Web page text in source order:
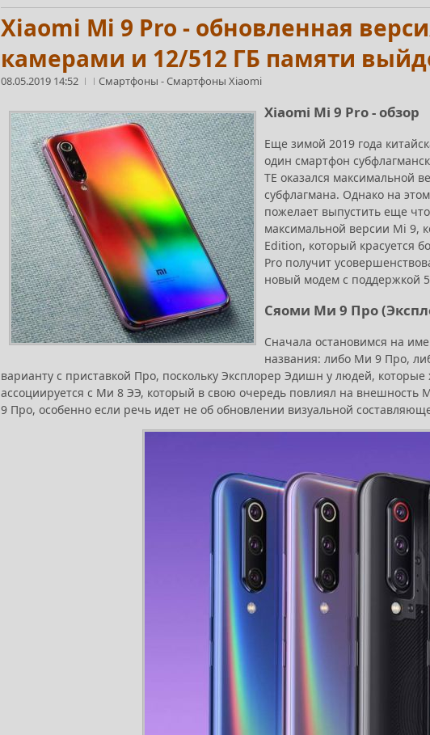
Xiaomi Mi 9 Pro - обновленная
камерами и 12/512 ГБ памяти
08.05.2019 14:52 Смартфоны -Смартфоны Xiaomi
Xiaomi Mi 9 Pro - обзор
Еще зимой 2019 года
один смартфон
TE оказался максимальной
субфлагмана. Однако на
пожелает выпустить еще
максимальной версии Mi 9,
Edition, который красуется
Pro получит
новый модем с поддержкой
Сяоми Ми 9 Про
Сначала остановимся на
названия: либо Ми 9 Про,
варианту с приставкой Про, поскольку Эксплорер Эдишн у людей,
ассоциируется с Ми 8 ЭЭ, который в свою очередь повлиял на
9 Про, особенно если речь идет не об обновлении визуальной